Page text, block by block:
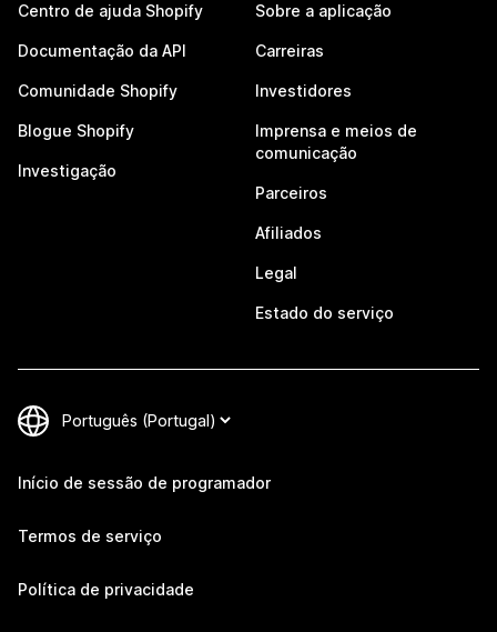
Centro de ajuda Shopify
Documentação da API
Comunidade Shopify
Blogue Shopify
Investigação
Sobre a aplicação
Carreiras
Investidores
Imprensa e meios de
comunicação
Parceiros
Afiliados
Legal
Estado do serviço
Início de sessão de programador
Termos de serviço
Política de privacidade